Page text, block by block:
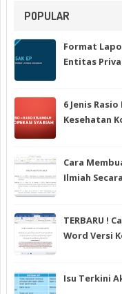
POPULAR
Format
Entitas
6 Jenis
Kesehatan
Cara
Ilmiah
TERBARU !
Word Versi
Isu Terkini